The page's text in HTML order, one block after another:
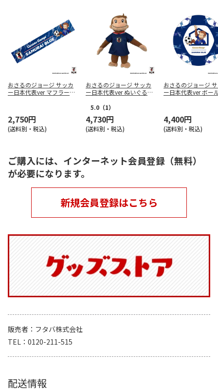
おさるのジョージ サッカ
ー日本代表ver マフラータ
2,750円
(送料別・税込)
おさるのジョージ サッカ
ー日本代表ver ぬいぐるみ
5.0 （1）
4,730円
(送料別・税込)
おさるのジョージ
ー日本代表ver ボー
4,400円
(送料別・税込)
ご購入には、インターネット会員登録（無料）
が必要になります。
新規会員登録はこちら
販売者
フタバ株式会社
TEL
0120-211-515
配送情報